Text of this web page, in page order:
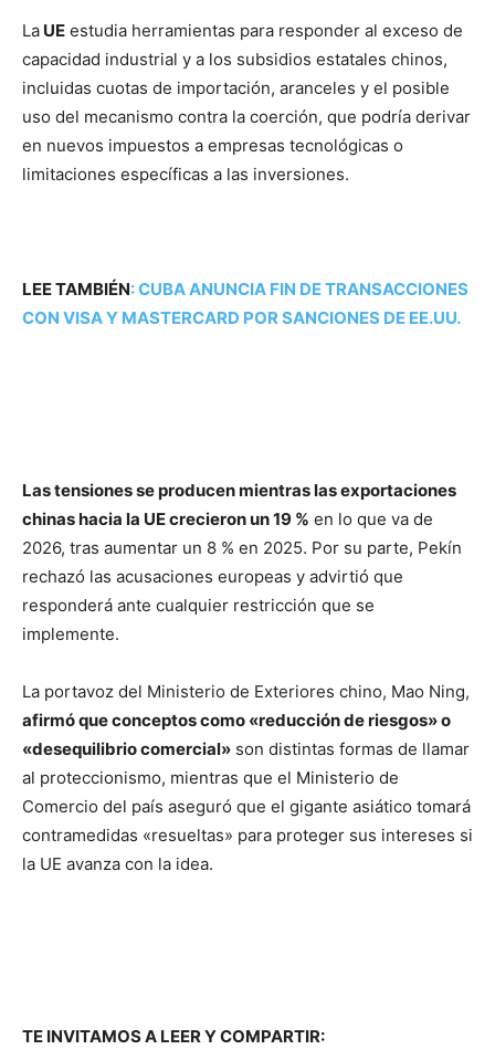
La UE estudia herramientas para responder al exceso de
capacidad industrial y a los subsidios estatales chinos,
incluidas cuotas de importación, aranceles y el posible
uso del mecanismo contra la coerción, que podría derivar
en nuevos impuestos a empresas tecnológicas o
limitaciones específicas a las inversiones.
LEE TAMBIÉN:CUBA ANUNCIA FIN DE TRANSACCIONES
CON VISA Y MASTERCARD POR SANCIONES DE EE.UU.
Las tensiones se producen mientras las exportaciones
chinas hacia la UE crecieron un 19 % en lo que va de
2026, tras aumentar un 8 % en 2025. Por su parte, Pekín
rechazó las acusaciones europeas y advirtió que
responderá ante cualquier restricción que se
implemente.
La portavoz del Ministerio de Exteriores chino, Mao Ning,
afirmó que conceptos como «reducción de riesgos» o
«desequilibrio comercial» son distintas formas de llamar
al proteccionismo, mientras que el Ministerio de
Comercio del país aseguró que el gigante asiático tomará
contramedidas «resueltas» para proteger sus intereses si
la UE avanza con la idea.
TE INVITAMOS A LEER Y COMPARTIR: